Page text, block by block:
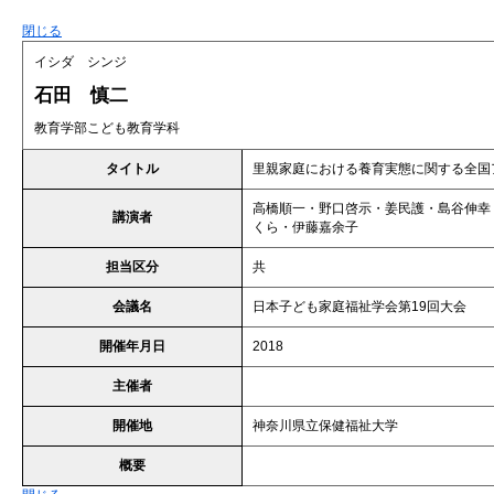
閉じる
イシダ シンジ
石田 慎二
教育学部こども教育学科
タイトル 里親家庭における養育実態に関する全
講演者
高橋順一・野口啓示・姜民護・島谷伸
くら・伊藤嘉余子
担当区分 共
会議名 日本子ども家庭福祉学会第19回大会
開催年月日 2018
主催者
開催地 神奈川県立保健福祉大学
概要